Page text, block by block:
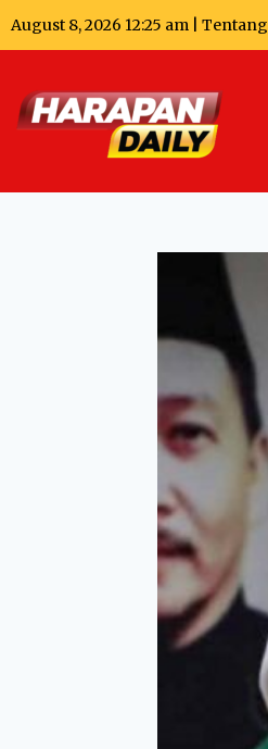
August 8, 2026 12:25 am | Tentang